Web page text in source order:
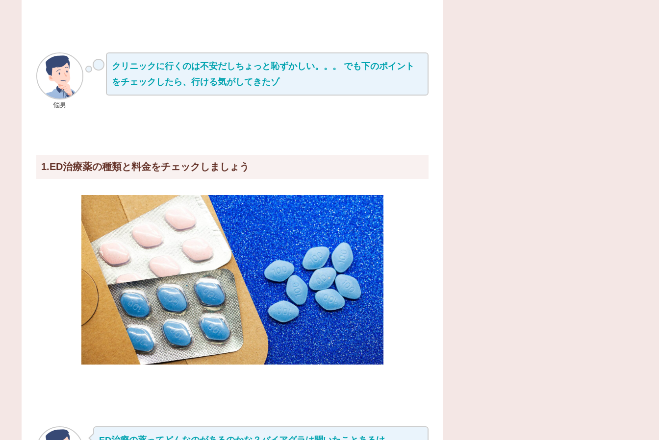
悩男
クリニックに行くのは不安だしちょっと恥ずかしい。。。 でも下のポイント
をチェックしたら、行ける気がしてきたゾ
1.ED治療薬の種類と料金をチェックしましょう